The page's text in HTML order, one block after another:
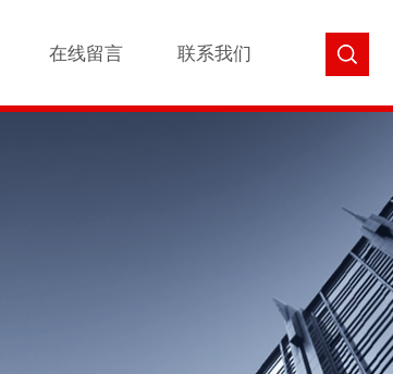
在线留言 联系我们